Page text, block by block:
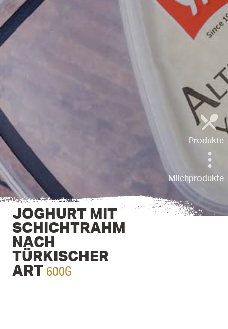
Produkte
Milchprodukte
JOGHURT MIT
SCHICHTRAHM
NACH
TÜRKISCHER
ART 600G